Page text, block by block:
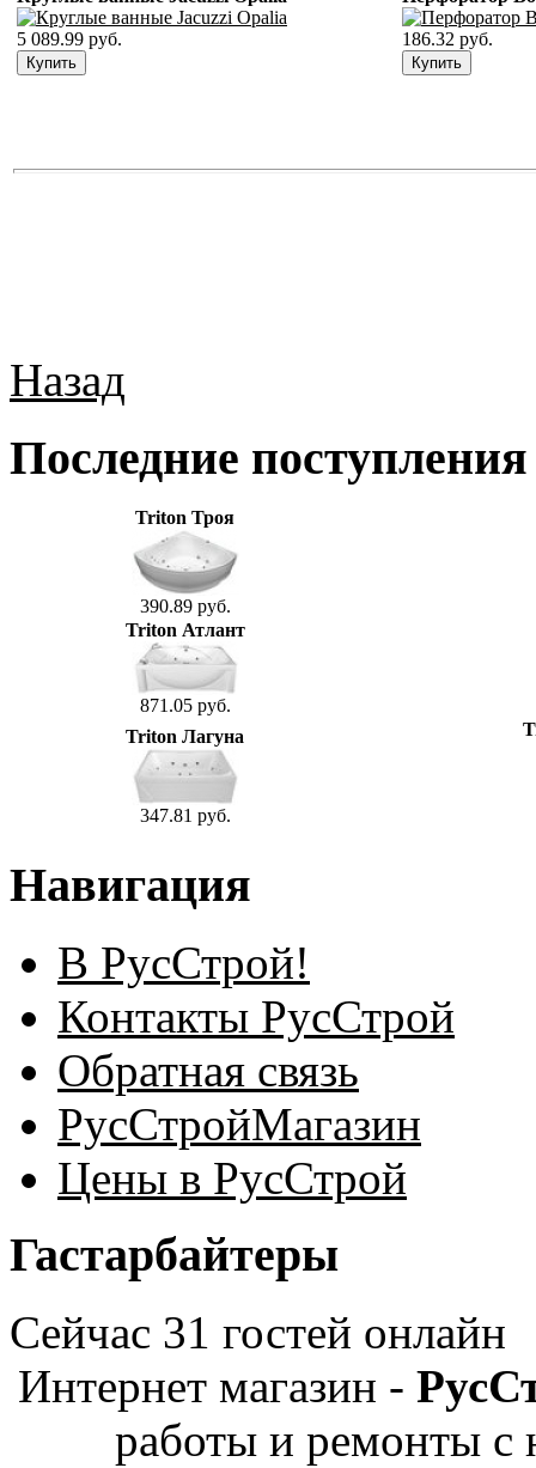
5 089.99 руб. 186.32 руб.
Назад
Последние
Triton Троя
390.89 руб.
Triton Атлант
871.05 руб.
Triton Лагуна
347.81 руб.
Навигация
В РусСтрой!
Контакты РусСтрой
Обратная связь
РусСтройМагазин
Цены в РусСтрой
Гастарбайтеры
Сейчас 31 гостей онлайн
Интернет магазин -
работы и ремонты с